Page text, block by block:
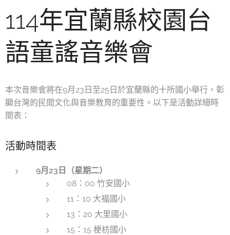
114年宜蘭縣校園台
語童謠音樂會
本次音樂會將在9月23日至25日於宜蘭縣的十所國小舉行，彰
顯台灣的民間文化與音樂教育的重要性。以下是活動詳細時
間表：
活動時間表
9月23日（星期二）
08：00 竹安國小
11：10 大福國小
13：20 大里國小
15：15 梗枋國小